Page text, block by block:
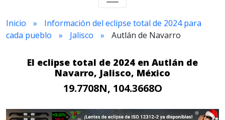
Inicio
Información del eclipse total de 2024 para
cada pueblo
Jalisco Autlán de Navarro
El eclipse total de 2024 en Autlán de
Navarro, Jalisco, México
19.7708N, 104.3668O